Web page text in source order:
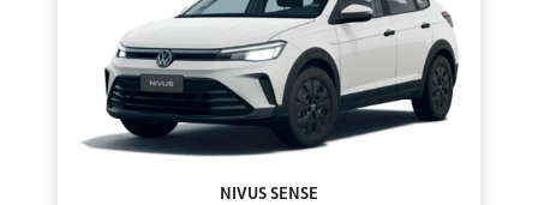
NIVUS SENSE